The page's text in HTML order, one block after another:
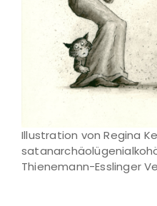
Illustration von Regina
Thienemann-Esslinger